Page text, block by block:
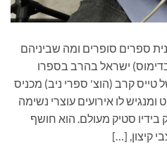
רביעי 08/05/24 בתוכנית ספרים סופרים ומה שביניהם
תא"ל (בדימוס) ישראל בהרב בספרו
טייס קרב (הוצ' ספרי ניב) מכניס
לו אירועים עוצרי נשימה
בידיו סטיק מעולם. הוא חושף
קיצון, […]